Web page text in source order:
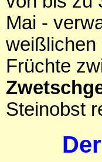
Mai -
weißlichen
Früchte
Steinobst